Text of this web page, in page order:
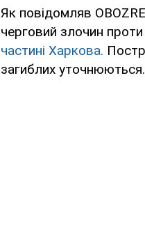
Як повідомляв
черговий злочин
частині Харкова.
загиблих уточнюються.